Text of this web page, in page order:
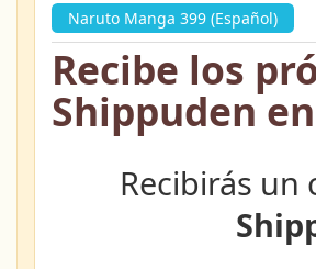
Naruto Manga 399 (Español)
Recibe los
Shippuden
Recibirás